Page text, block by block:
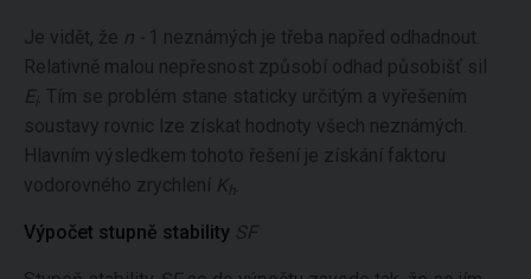
Je vidět, že n -
1 neznámých je třeba napřed odhadnout.
Relativně malou nepřesnost způsobí odhad působišť sil
Ei . Tím se problém stane staticky určitým a vyřešením
soustavy rovnic lze získat hodnoty všech neznámých.
Hlavním výsledkem tohoto řešení je získání faktoru
vodorovného zrychlení Kh
Výpočet stupně stability SF